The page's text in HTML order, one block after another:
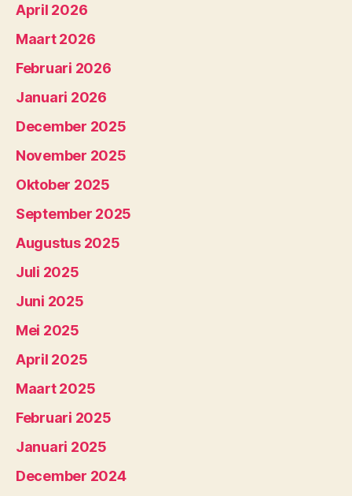
April 2026
Maart 2026
Februari 2026
Januari 2026
December 2025
November 2025
Oktober 2025
September 2025
Augustus 2025
Juli 2025
Juni 2025
Mei 2025
April 2025
Maart 2025
Februari 2025
Januari 2025
December 2024